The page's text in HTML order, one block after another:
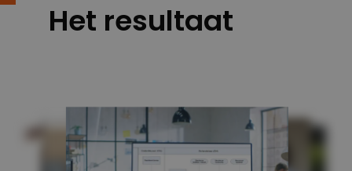
Het resultaat